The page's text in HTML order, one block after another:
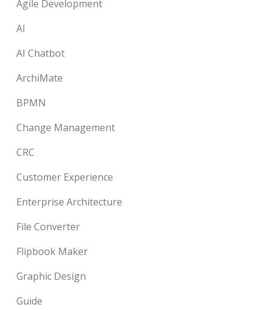
Agile Development
AI
AI Chatbot
ArchiMate
BPMN
Change Management
CRC
Customer Experience
Enterprise Architecture
File Converter
Flipbook Maker
Graphic Design
Guide